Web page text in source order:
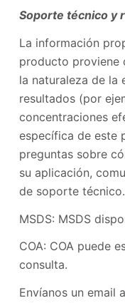
Soporte técnico y
La información
producto proviene
la naturaleza de la
resultados (por
concentraciones
específica de este
preguntas sobre
su aplicación,
de soporte técnico.
MSDS: MSDS
COA: COA puede
consulta.
Envíanos un email